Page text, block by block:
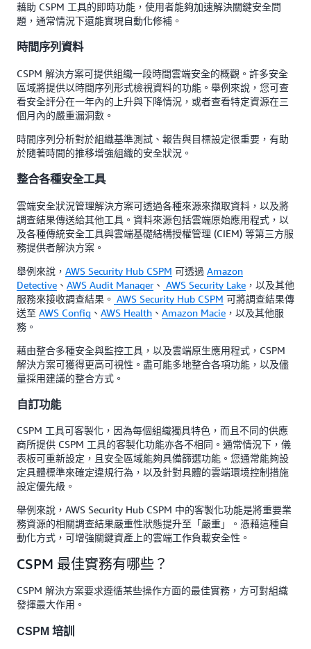
藉助 CSPM 工具的即時功能，使用者能夠加速解決關鍵安全問
題，通常情況下還能實現自動化修補。
時間序列資料
CSPM 解決方案可提供組織一段時間雲端安全的概觀。許多安全
區域將提供以時間序列形式檢視資料的功能。舉例來說，您可查
看安全評分在一年內的上升與下降情況，或者查看特定資源在三
個月內的嚴重漏洞數。
時間序列分析對於組織基準測試、報告與目標設定很重要，有助
於隨著時間的推移增強組織的安全狀況。
整合各種安全工具
雲端安全狀況管理解決方案可透過各種來源來擷取資料，以及將
調查結果傳送給其他工具。資料來源包括雲端原始應用程式，以
及各種傳統安全工具與雲端基礎結構授權管理 (CIEM) 等第三方服
務提供者解決方案。
舉例來說， AWS Security Hub CSPM 可透過 Amazon
Detective 、 AWS Audit Manager 、 AWS Security Lake ，以及其他
服務來接收調查結果。 AWS Security Hub CSPM 可將調查結果傳
送至 AWS Config 、 AWS Health 、 Amazon Macie ，以及其他服
務。
藉由整合多種安全與監控工具，以及雲端原生應用程式，CSPM
解決方案可獲得更高可視性。盡可能多地整合各項功能，以及儘
量採用建議的整合方式。
自訂功能
CSPM 工具可客製化，因為每個組織獨具特色，而且不同的供應
商所提供 CSPM 工具的客製化功能亦各不相同。通常情況下，儀
表板可重新設定，且安全區域能夠具備篩選功能。您通常能夠設
定具體標準來確定違規行為，以及針對具體的雲端環境控制措施
設定優先級。
舉例來說，AWS Security Hub CSPM 中的客製化功能是將重要業
務資源的相關調查結果嚴重性狀態提升至「嚴重」。憑藉這種自
動化方式，可增強關鍵資產上的雲端工作負載安全性。
CSPM 最佳實務有哪些？
CSPM 解決方案要求遵循某些操作方面的最佳實務，方可對組織
發揮最大作用。
CSPM 培訓